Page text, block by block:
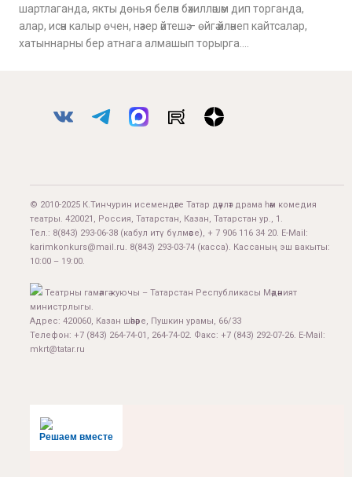
шартлаганда, якты дөнья белән бәхилләшәм дип торганда,
алар, исән калыр өчен, нәзер әйтешә – өйгә әйләнеп кайтсалар,
хатыннарны бер атнага алмашып торырга….
© 2010-2025 К.Тинчурин исемендәге Татар дәүләт драма һәм комедия
театры. 420021, Россия, Татарстан, Казан, Татарстан ур., 1.
Тел.: 8(843) 293-06-38 (кабул итү бүлмәсе), + 7 906 116 34 20. E-Mail:
karimkonkurs@mail.ru. 8(843) 293-03-74 (касса). Кассаның эш вакыты:
10:00 – 19:00.
Театрны гамәлгә куючы – Татарстан Республикасы Мәдәният
министрлыгы.
Адрес: 420060, Казан шәһәре, Пушкин урамы, 66/33
Телефон: +7 (843) 264-74-01, 264-74-02. Факс: +7 (843) 292-07-26. E-Mail:
mkrt@tatar.ru
Решаем вместе